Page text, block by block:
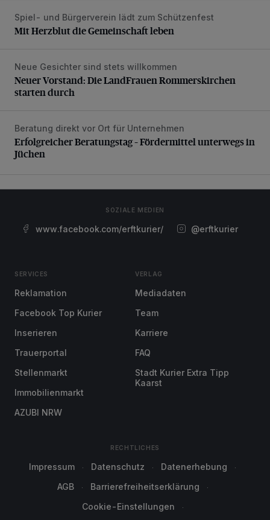
Mit Herzblut die Gemeinschaft leben
Spiel- und Bürgerverein lädt zum Schützenfest
Mit Herzblut die Gemeinschaft leben
Neuer Vorstand: Die LandFrauen Rommerskirchen starten
Neue Gesichter sind stets willkommen
Neuer Vorstand: Die LandFrauen Rommerskirchen
starten durch
Erfolgreicher Beratungstag – Fördermittel unterwegs in
Beratung direkt vor Ort für Unternehmen
Erfolgreicher Beratungstag – Fördermittel unterwegs in
Jüchen
SOZIALE MEDIEN
www.facebook.com/erftkurier/ @erftkurier
SERVICES
Reklamation
Facebook Top Kurier
Inserieren
Trauerportal
Stellenmarkt
Immobilienmarkt
AZUBI NRW
VERLAG
Mediadaten
Team
Karriere
FAQ
Stadt Kurier Extra Tipp
Kaarst
RECHTLICHES
Impressum Datenschutz
Datenerhebung
AGB
Barrierefreiheitserklärung
Cookie-Einstellungen